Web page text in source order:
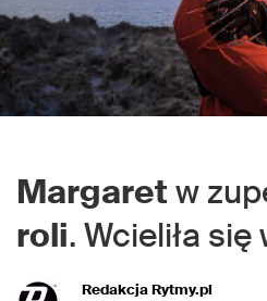
Margaret w
roli. Wcieliła się
Redakcja Rytmy.pl